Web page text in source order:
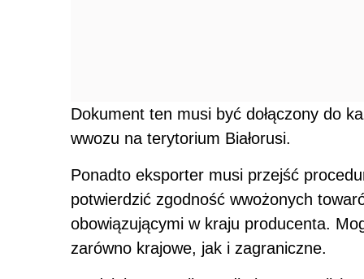
Dokument ten musi być dołączony do
wwozu na terytorium Białorusi.
Ponadto eksporter musi przejść
potwierdzić zgodność wwożonych
obowiązującymi w kraju producenta.
zarówno krajowe, jak i zagraniczne.